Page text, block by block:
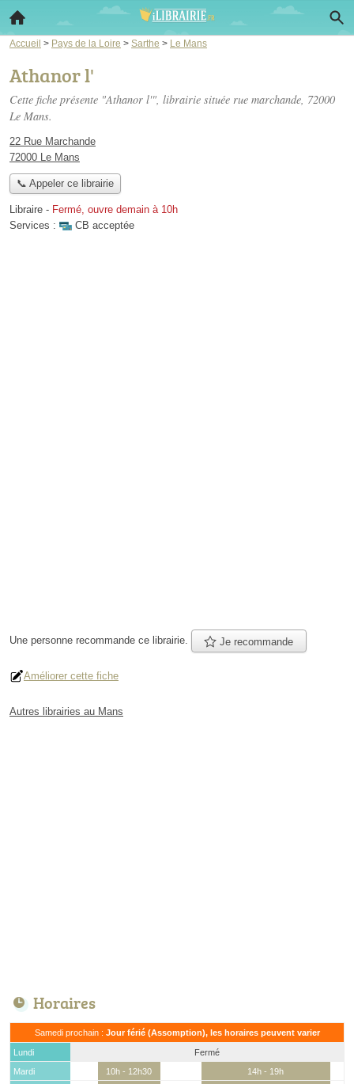
Accueil > Pays de la Loire > Sarthe > Le Mans
Athanor l'
Cette fiche présente "Athanor l'", librairie située rue marchande, 72000
Le Mans.
22 Rue Marchande
72000 Le Mans
📞 Appeler ce librairie
Libraire - Fermé, ouvre demain à 10h
Services :
CB acceptée
Une personne recommande ce librairie. Je recommande
Améliorer cette fiche
Autres librairies au Mans
Horaires
Samedi prochain : Jour férié (Assomption), les horaires peuvent varier
Lundi
Fermé
Mardi
10h - 12h30
14h - 19h